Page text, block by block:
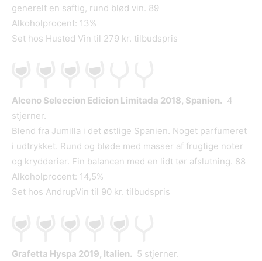
generelt en saftig, rund blød vin. 89
Alkoholprocent: 13%
Set hos Husted Vin til 279 kr. tilbudspris
Alceno Seleccion Edicion Limitada 2018, Spanien. 4
stjerner.
Blend fra Jumilla i det østlige Spanien. Noget parfumeret
i udtrykket. Rund og bløde med masser af frugtige noter
og krydderier. Fin balancen med en lidt tør afslutning. 88
Alkoholprocent: 14,5%
Set hos AndrupVin til 90 kr. tilbudspris
Grafetta Hyspa 2019, Italien. 5 stjerner.